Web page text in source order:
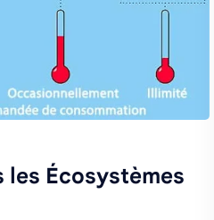
les Écosystèmes